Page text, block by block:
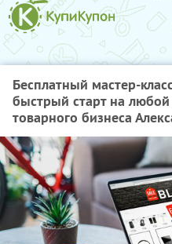
Бесплатный мастер-
быстрый старт на
товарного бизнеса